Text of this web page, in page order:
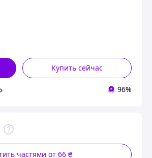
Купить сейчас
96%
частями от 66 ₴